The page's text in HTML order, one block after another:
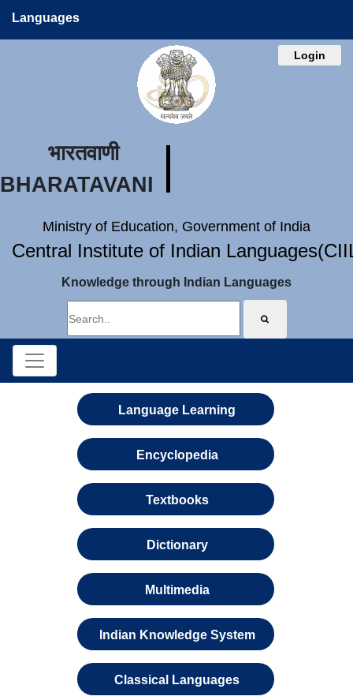
Languages
Login
भारतवाणी
BHARATAVANI
Ministry of Education, Government of India
Central Institute of Indian
Knowledge through Indian Languages
Language Learning
Encyclopedia
Textbooks
Dictionary
Multimedia
Indian Knowledge System
Classical Languages